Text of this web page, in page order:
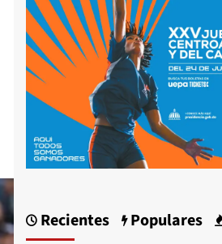
Recientes Populares